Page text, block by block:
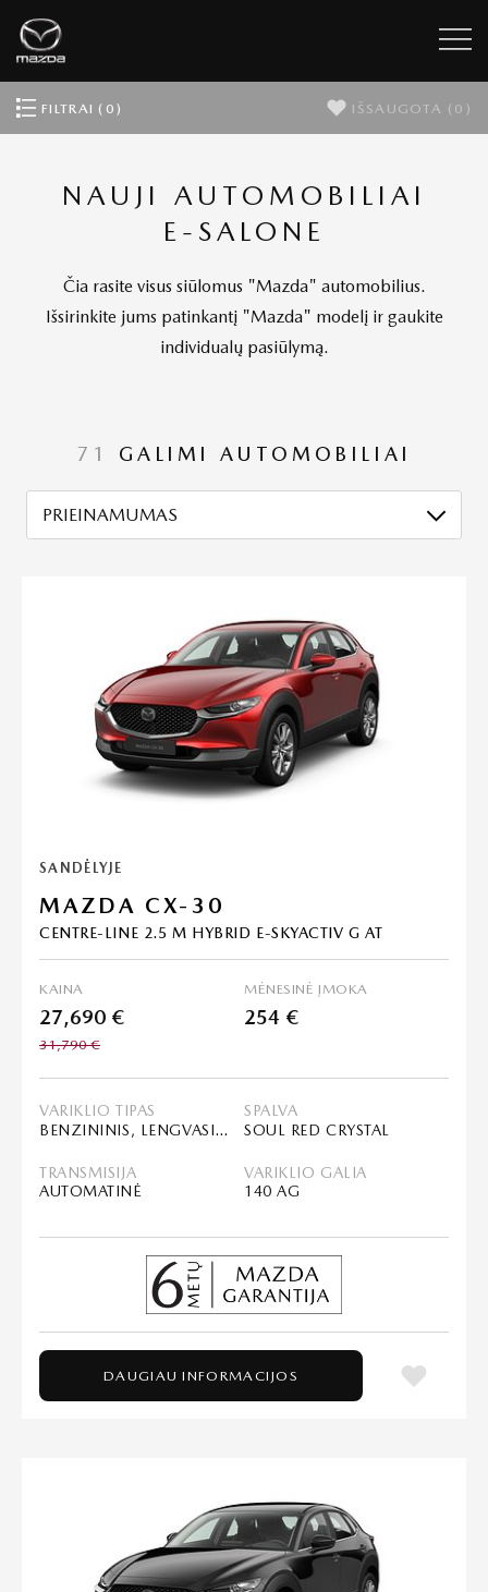
FILTRAI (0) IŠSAUGOTA (0)
NAUJI AUTOMOBILIAI
E-SALONE
Čia rasite visus siūlomus "Mazda" automobilius.
Išsirinkite jums patinkantį "Mazda" modelį ir gaukite
individualų pasiūlymą.
71 GALIMI AUTOMOBILIAI
PRIEINAMUMAS
SANDĖLYJE
MAZDA CX-30
CENTRE-LINE 2.5 M HYBRID E-SKYACTIV G AT
KAINA
27,690 €
31,790 €
MĖNESINĖ ĮMOKA
254 €
VARIKLIO TIPAS
BENZININIS, LENGVASIS HIBRIDAS (MHEV)
SPALVA
SOUL RED CRYSTAL
TRANSMISIJA
AUTOMATINĖ
VARIKLIO GALIA
140 AG
DAUGIAU INFORMACIJOS